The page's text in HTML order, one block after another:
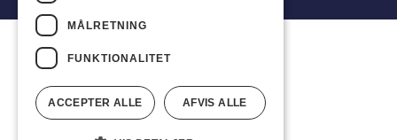
MÅLRETNING
FUNKTIONALITET
ACCEPTER ALLE AFVIS ALLE